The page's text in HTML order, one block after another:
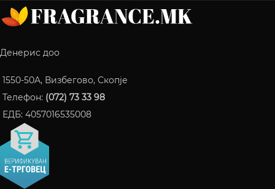
Денерис доо
1550-50A, Визбегово, Скопје
Телефон: (072) 73 33 98
ЕДБ: 4057016535008